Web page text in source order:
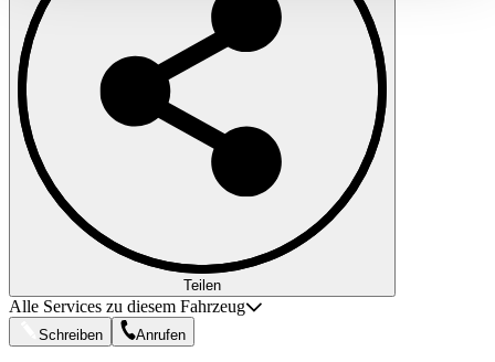
gesammelt haben.
Datenschutzerklärung
Teilen
Alle Services zu diesem Fahrzeug
Schreiben Anrufen